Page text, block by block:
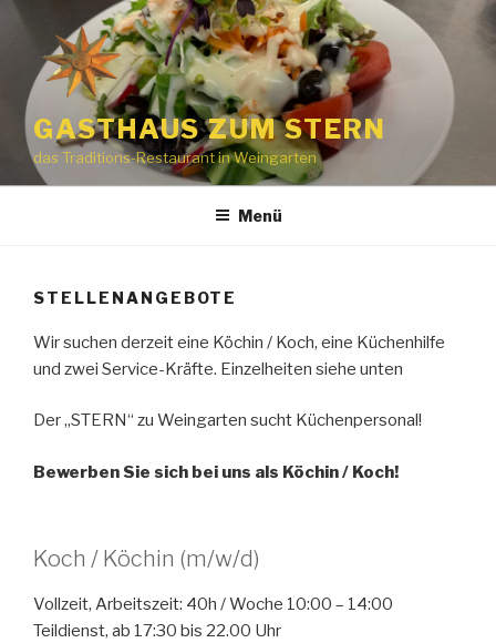
springen
GASTHAUS ZUM STERN
das Traditions-Restaurant in Weingarten
Menü
STELLENANGEBOTE
Wir suchen derzeit eine Köchin / Koch, eine Küchenhilfe
und zwei Service-Kräfte. Einzelheiten siehe unten
Der „STERN“ zu Weingarten sucht Küchenpersonal!
Bewerben Sie sich bei uns als Köchin / Koch!
Koch / Köchin (m/w/d)
Vollzeit, Arbeitszeit: 40h / Woche 10:00 – 14:00
Teildienst, ab 17:30 bis 22.00 Uhr